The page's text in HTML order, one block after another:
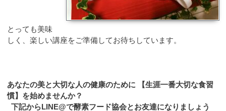
とっても美味
しく、楽しい講座をご準備してお待ちしています。
あなたの美と大切な人の健康のために 【生涯一番大切な食習
慣】を始めませんか？
下記からLINE@で酵素フード協会とお友達になりましょう